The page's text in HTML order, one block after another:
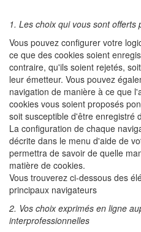
1. Les choix qui vous sont
Vous pouvez configurer votre
ce que des cookies soient
contraire, qu'ils soient rejetés,
leur émetteur. Vous pouvez
navigation de manière à ce que
cookies vous soient proposés
soit susceptible d'être enregistré
La configuration de chaque
décrite dans le menu d'aide de
permettra de savoir de quelle
matière de cookies.
Vous trouverez ci-dessous des
principaux navigateurs
2. Vos choix exprimés en ligne
interprofessionnelles